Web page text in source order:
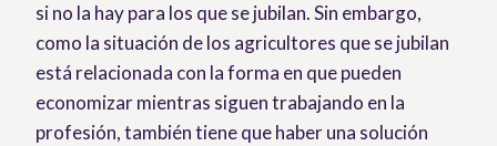
si no la hay para los que se jubilan. Sin embargo,
como la situación de los agricultores que se jubilan
está relacionada con la forma en que pueden
economizar mientras siguen trabajando en la
profesión, también tiene que haber una solución